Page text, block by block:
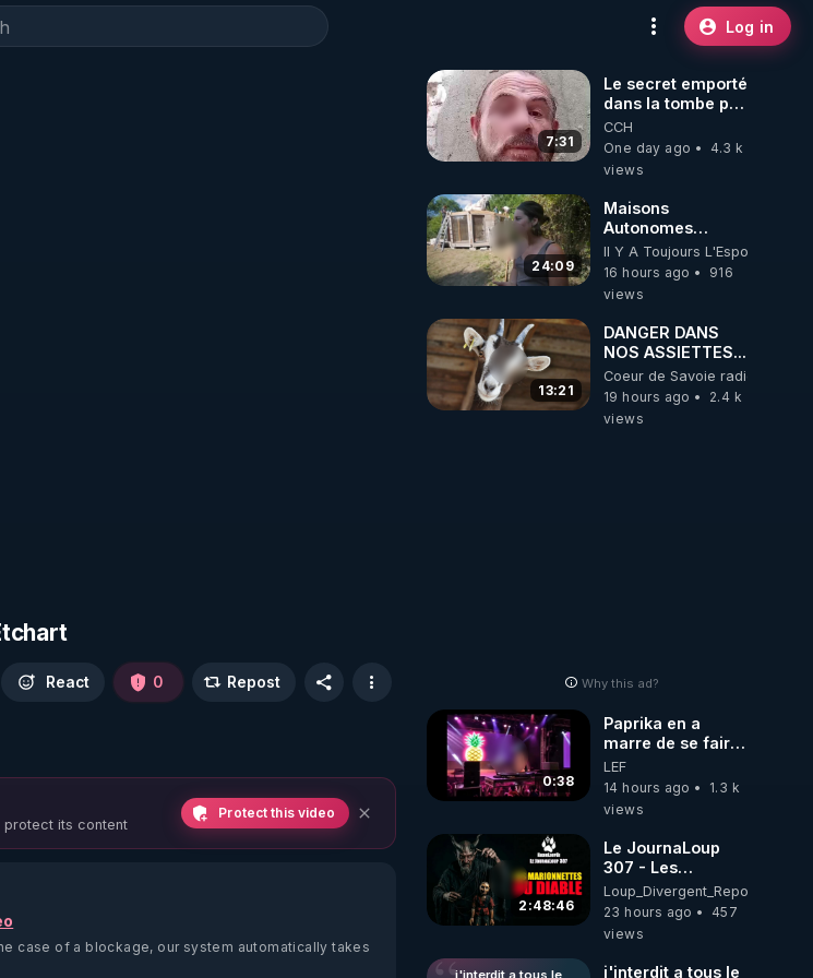
Log in
React 0 Repost
protect its content
Protect this video
case of a blockage, our system automatically takes
7:31
Le secret emporté
dans la tombe par
le Commandant
Cousteau le 25
juin 1997
CCH
One day ago
4.3 k
views
24:09
Maisons
Autonomes
Démontables (et
c'est légal). Visite
éco village en
Il Y A Toujours L'Espoir
16 hours ago
916
views
13:21
DANGER DANS
NOS ASSIETTES...
Coeur de Savoie radioweb TV
19 hours ago
2.4 k
views
Why this ad?
0:38
Paprika en a
marre de se faire
interdire de
spectacle. Elle
décide donc de
LEF
14 hours ago
1.3 k
views
2:48:46
Le JournaLoup
307 - Les
Marionnettes du
Diable - Loup
Divergent
Loup_Divergent_Reposts
23 hours ago
457
views
j'interdit a tous le
j'interdit a tous le